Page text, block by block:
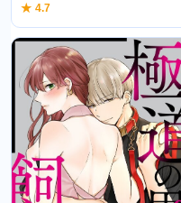
★ 4.7